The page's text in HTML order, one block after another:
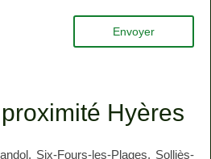
Envoyer
Hyères
, Six-Fours-les-Plages, Solliès-